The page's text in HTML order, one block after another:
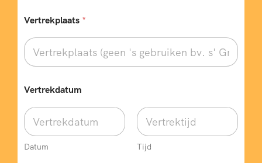
Vertrekplaats *
e
t
e
m
m
Vertrekdatum
Datum Tijd